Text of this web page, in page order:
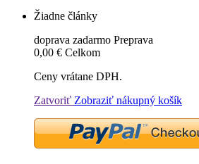
Žiadne články
doprava zadarmo Preprava
0,00 € Celkom
Ceny vrátane DPH.
Zatvoriť Zobraziť nákupný košík